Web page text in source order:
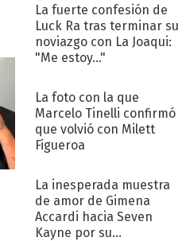
La fuerte confesión de
Luck Ra tras terminar su
noviazgo con La Joaqui:
"Me estoy..."
La foto con la que
Marcelo Tinelli confirmó
que volvió con Milett
Figueroa
La inesperada muestra
de amor de Gimena
Accardi hacia Seven
Kayne por su